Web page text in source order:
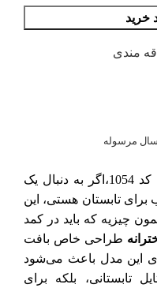
خرید
مندی
مرسوله
کراپ تاپ زنانه قلاب‌ بافی آجری کد 1054،اگر به دنبال یک
تابستان هستی، این
چیزیه که باید در کمد
طراحی خاص بافت
این مدل باعث می‌شود
تابستانی، بلکه برای